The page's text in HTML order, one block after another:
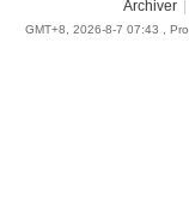
Archiver
GMT+8, 2026-8-7 07:43 ,